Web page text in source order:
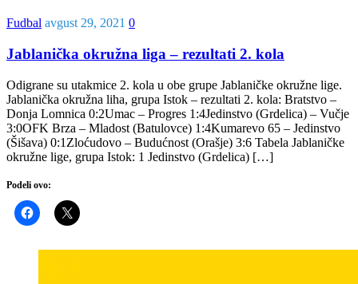
Fudbal avgust 29, 2021 0
Jablanička okružna liga – rezultati 2. kola
Odigrane su utakmice 2. kola u obe grupe Jablaničke okružne lige.
Jablanička okružna liha, grupa Istok – rezultati 2. kola: Bratstvo –
Donja Lomnica 0:2Umac – Progres 1:4Jedinstvo (Grdelica) – Vučje
3:0OFK Brza – Mladost (Batulovce) 1:4Kumarevo 65 – Jedinstvo
(Šišava) 0:1Zloćudovo – Budućnost (Orašje) 3:6 Tabela Jablaničke
okružne lige, grupa Istok: 1 Jedinstvo (Grdelica) […]
Podeli ovo: